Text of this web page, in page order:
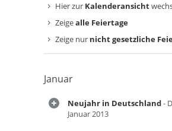
Hier zur Kalenderansicht
Zeigealle Feiertage
Zeige nur nicht gesetzliche
Januar
Neujahr in Deutschland-
Januar 2013